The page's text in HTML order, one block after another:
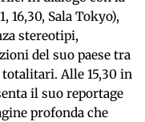
16,30, Sala Tokyo),
stereotipi,
del suo paese tra
Alle 15,30 in
il suo reportage
profonda che